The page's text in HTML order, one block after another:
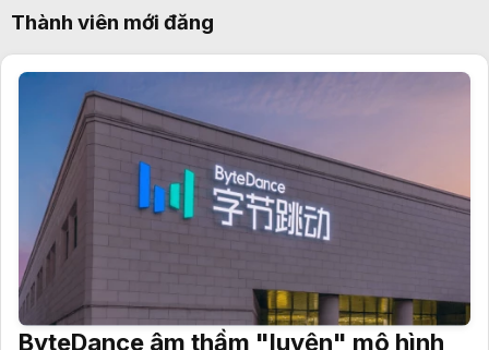
Thành viên mới đăng
ByteDance âm thầm "luyện" mô hình